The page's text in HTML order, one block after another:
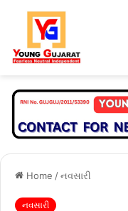
Home /નવસારી
નવસારી